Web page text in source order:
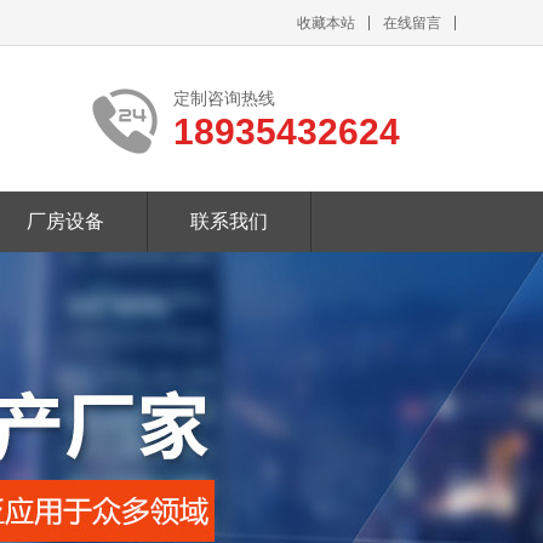
收藏本站 在线留言
定制咨询热线
18935432624
厂房设备 联系我们